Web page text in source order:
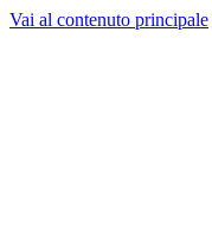
Vai al contenuto principale